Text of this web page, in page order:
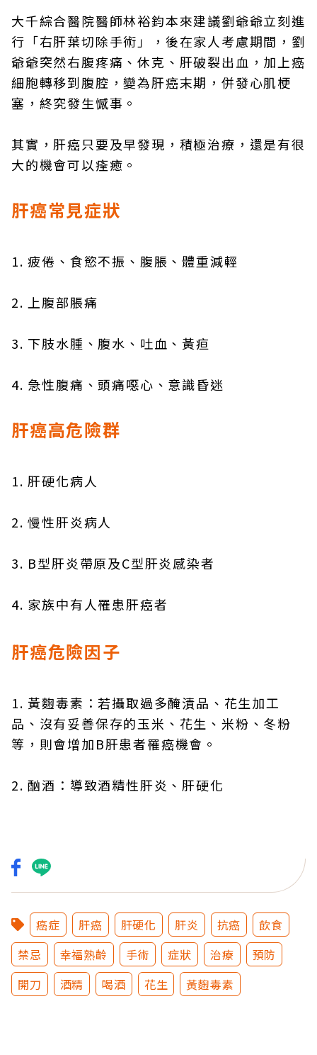
大千綜合醫院醫師林裕鈞本來建議劉爺爺立刻進
行「右肝葉切除手術」，後在家人考慮期間，劉
爺爺突然右腹疼痛、休克、肝破裂出血，加上癌
細胞轉移到腹腔，變為肝癌末期，併發心肌梗
塞，終究發生憾事。
其實，肝癌只要及早發現，積極治療，還是有很
大的機會可以痊癒。
肝癌常見症狀
1. 疲倦、食慾不振、腹脹、體重減輕
2. 上腹部脹痛
3. 下肢水腫、腹水、吐血、黃疸
4. 急性腹痛、頭痛噁心、意識昏迷
肝癌高危險群
1. 肝硬化病人
2. 慢性肝炎病人
3. B型肝炎帶原及C型肝炎感染者
4. 家族中有人罹患肝癌者
肝癌危險因子
1. 黃麴毒素：若攝取過多醃漬品、花生加工
品、沒有妥善保存的玉米、花生、米粉、冬粉
等，則會增加B肝患者罹癌機會。
2. 酗酒：導致酒精性肝炎、肝硬化
癌症 肝癌 肝硬化 肝炎 抗癌
飲食
禁忌
幸福熟齡 手術 症狀 治療
預防
開刀
酒精 喝酒 花生 黃麴毒素